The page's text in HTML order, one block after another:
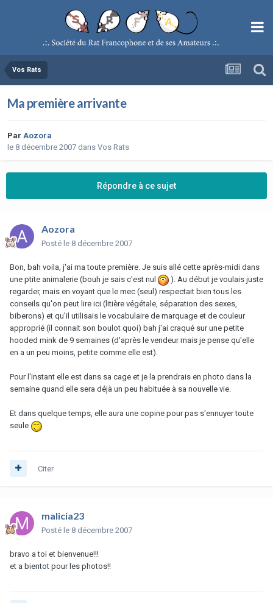
Vos Rats
Ma première arrivante
Par Aozora
le 8 décembre 2007 dans Vos Rats
Répondre à ce sujet
Aozora
Posté le 8 décembre 2007
Bon, bah voila, j'ai ma toute première. Je suis allé cette après-midi dans
une ptite animalerie (bouh je sais c'est nul
). Au début je voulais juste
regarder, mais en voyant que le mec (seul) respectait bien tous les
conseils qu'on peut lire ici (litière végétale, séparation des sexes,
biberons) et qu'il utilisais le vocabulaire de marquage et de couleur
approprié (il connait son boulot quoi) bah j'ai craqué sur une petite
hooded mink de 9 semaines (d'après le vendeur mais je pense qu'elle
en a un peu moins, petite comme elle est).
Pour l'instant elle est dans sa cage et je la prendrais en photo dans la
semaine quand elle sera déjà un peu habituée à sa nouvelle vie.
Et dans quelque temps, elle aura une copine pour pas s'ennuyer toute
seule
Citer
malicia23
Posté le 8 décembre 2007
bravo a toi et bienvenue!!!
et a bientot pour les photos!!